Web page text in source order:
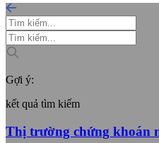
Gợi ý:
kết quả tìm kiếm
Thị trường chứng khoán